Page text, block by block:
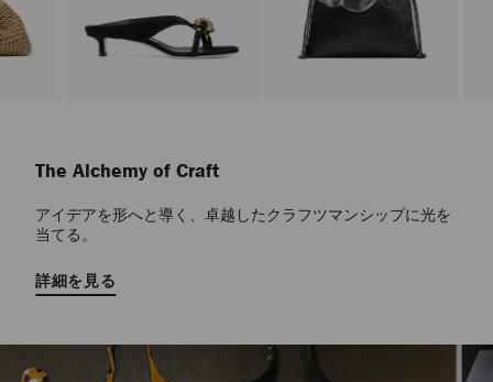
The Alchemy of Craft
アイデアを形へと導く、卓越したクラフツマンシップに光を
当てる。
詳細を見る